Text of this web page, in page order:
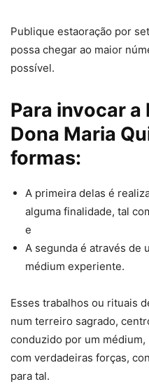
Publique estaoração por
possa chegar ao maior
possível.
Para invocar a
Dona Maria
formas:
A primeira delas é
alguma finalidade, tal
e
A segunda é através de
médium experiente.
Esses trabalhos ou rituais
num terreiro sagrado,
conduzido por um médium,
com verdadeiras forças,
para tal.